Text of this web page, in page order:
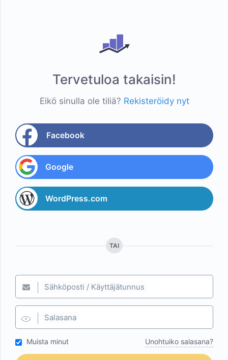
Tervetuloa takaisin!
Eikö sinulla ole tiliä? Rekisteröidy nyt
Facebook
Google
WordPress.com
TAI
Sähköposti / Käyttäjätunnus
Salasana
Muista minut Unohtuiko salasana?